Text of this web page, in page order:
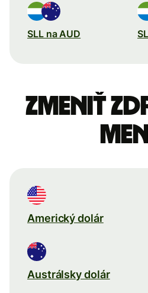
SLL na AUD
Zmeniť
Americký dolár
Austrálsky dolár